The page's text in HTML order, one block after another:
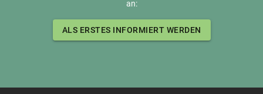
an:
ALS ERSTES INFORMIERT WERDEN